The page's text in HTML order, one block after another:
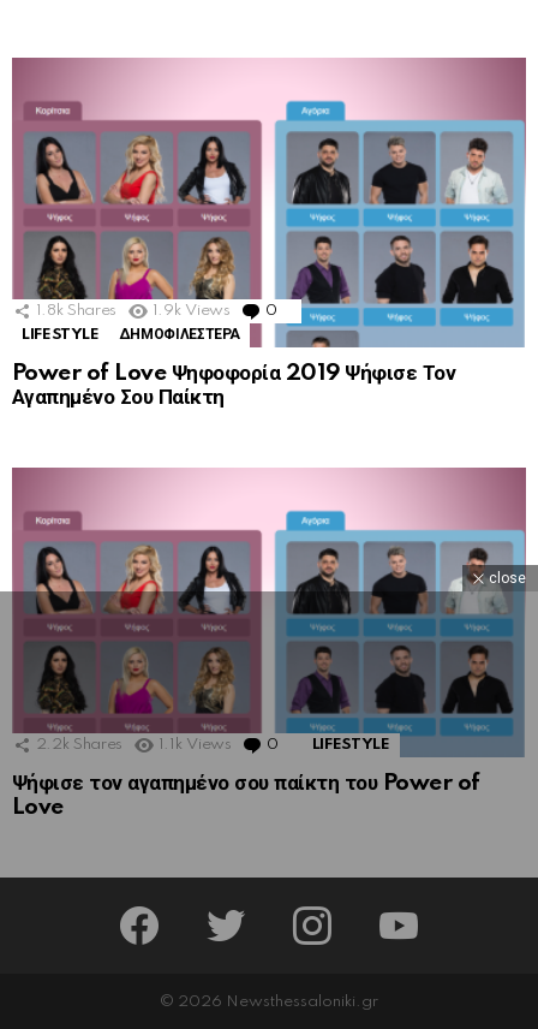
1.8k Shares 1.9k Views 0
Comments
LIFESTYLE
ΔΗΜΟΦΙΛΕΣΤΕΡΑ
Power of Love Ψηφοφορία 2019 Ψήφισε Τον
Αγαπημένο Σου Παίκτη
2.2k Shares 1.1k Views 0 Comments
LIFESTYLE
Ψήφισε τον αγαπημένο σου παίκτη του Power of
Love
facebook twitter instagram youtube
© 2026 Newsthessaloniki.gr
close